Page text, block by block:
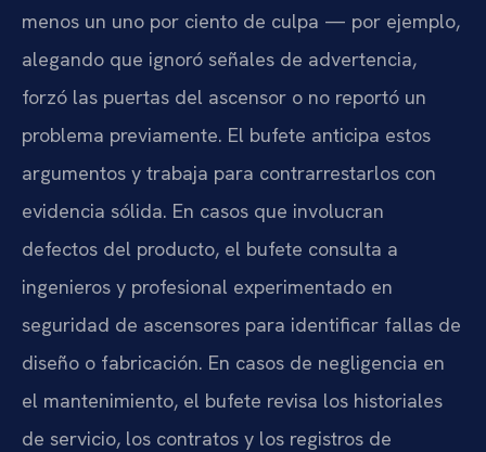
menos un uno por ciento de culpa — por ejemplo,
alegando que ignoró señales de advertencia,
forzó las puertas del ascensor o no reportó un
problema previamente. El bufete anticipa estos
argumentos y trabaja para contrarrestarlos con
evidencia sólida. En casos que involucran
defectos del producto, el bufete consulta a
ingenieros y profesional experimentado en
seguridad de ascensores para identificar fallas de
diseño o fabricación. En casos de negligencia en
el mantenimiento, el bufete revisa los historiales
de servicio, los contratos y los registros de